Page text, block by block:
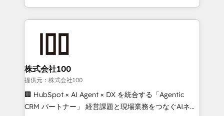
First, RevOps-led, Onboarding obsessed ★
Company of the Year 2024/25 INSIDEA helps
and build AI-powered workflows that drive adoption
from week one, in your time zone. What we do ➤
Onboarding: Live in weeks, with workflows built
around your business, not a template. ➤ Migration:
Move from any legacy CRM. Zero downtime, full data
株式会社100
提供元：株式会社100
🏢 HubSpot × AI Agent × DX を統合する「Agentic
CRM パートナー」 経営課題と現場業務をつなぐAIネイ